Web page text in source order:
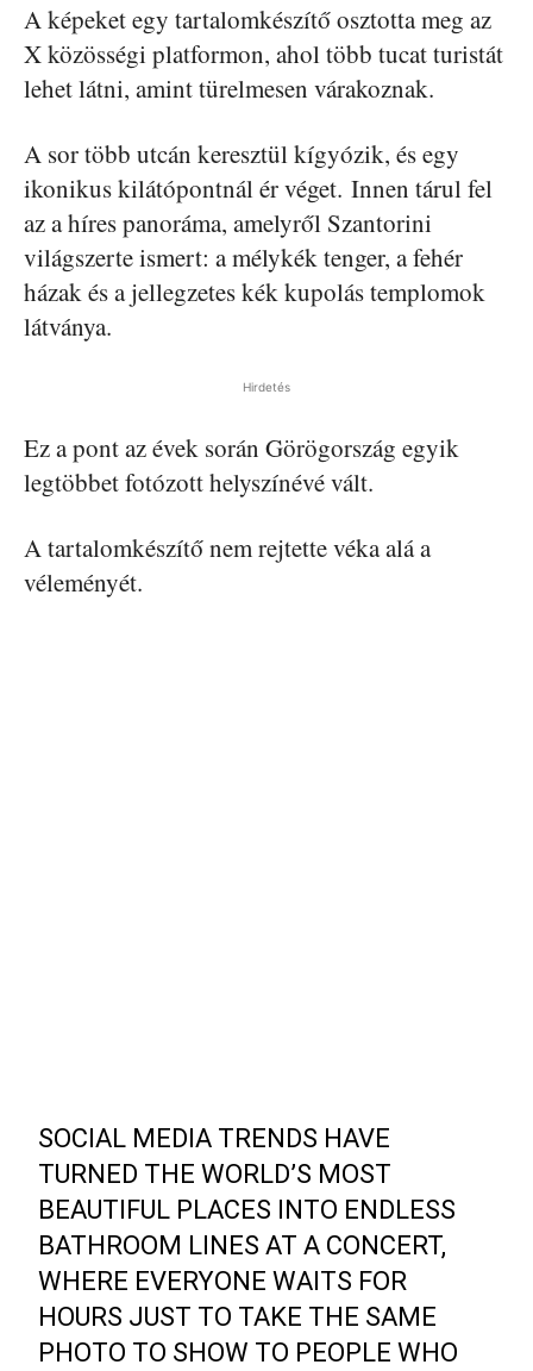
A képeket egy tartalomkészítő osztotta meg az
X közösségi platformon, ahol több tucat turistát
lehet látni, amint türelmesen várakoznak.
A sor több utcán keresztül kígyózik, és egy
ikonikus kilátópontnál ér véget. Innen tárul fel
az a híres panoráma, amelyről Szantorini
világszerte ismert: a mélykék tenger, a fehér
házak és a jellegzetes kék kupolás templomok
látványa.
Hirdetés
Ez a pont az évek során Görögország egyik
legtöbbet fotózott helyszínévé vált.
A tartalomkészítő nem rejtette véka alá a
véleményét.
SOCIAL MEDIA TRENDS HAVE
TURNED THE WORLD’S MOST
BEAUTIFUL PLACES INTO ENDLESS
BATHROOM LINES AT A CONCERT,
WHERE EVERYONE WAITS FOR
HOURS JUST TO TAKE THE SAME
PHOTO TO SHOW TO PEOPLE WHO